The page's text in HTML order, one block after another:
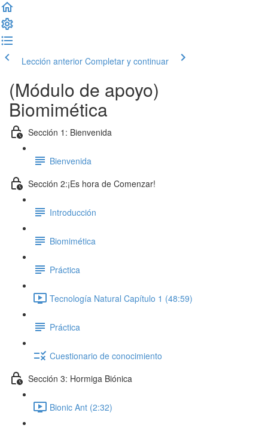
Lección anterior Completar y continuar
(Módulo de apoyo)
Biomimética
Sección 1: Bienvenida
Bienvenida
Sección 2:¡Es hora de Comenzar!
Introducción
Biomimética
Práctica
Tecnología Natural Capítulo 1 (48:59)
Práctica
Cuestionario de conocimiento
Sección 3: Hormiga Biónica
Bionic Ant (2:32)